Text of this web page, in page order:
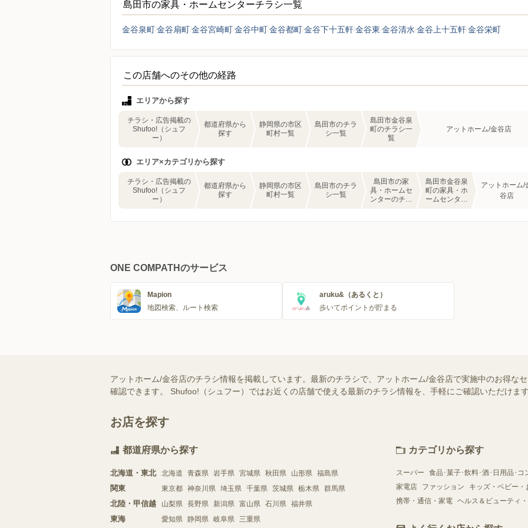
島田市の家具・ホームセンターチラシ一覧
金谷泉町金谷扇町金谷宮崎町金谷中町金谷都町金谷下十五軒金谷東 金谷清水 金谷上十五軒金谷栄町
この店舗へのその他の経路
エリアから探す
チラシ・広告掲載の
Shufoo!（シュフ
ー）
都道府県から
探す
静岡県の市区
町村一覧
島田市のチラ
シ一覧
島田市金谷泉
町のチラシ一
覧
アットホーム/金谷店
エリア×カテゴリから探す
チラシ・広告掲載の
Shufoo!（シュフ
ー）
都道府県から
探す
静岡県の市区
町村一覧
島田市のチラ
シ一覧
島田市の家
具・ホームセ
ンターのチラ
島田市金谷泉
町の家具・ホ
ームセンター
アットホーム/
谷店
ONE COMPATHのサービス
Mapion
地図検索、ルート検索
aruku&（あるくと）
歩いてポイントが貯まる
アットホーム/金谷店のチラシ情報を掲載しています。最新のチラシで、アットホーム/金谷店で実施中のお得な
確認できます。 Shufoo!（シュフー）ではお近くの店舗で使える最新のチラシ情報を、手軽にご確認いただけま
お店を探す
都道府県から探す
北海道・東北 北海道 青森県 岩手県 宮城県 秋田県 山形県 福島県
関東 東京都 神奈川県 埼玉県 千葉県 茨城県 栃木県 群馬県
北陸・甲信越 山梨県 長野県 新潟県 富山県 石川県 福井県
東海 愛知県 静岡県 岐阜県 三重県
カテゴリから探す
スーパー
食品･菓子･飲料･酒･日用品･コ
家電店
ファッション
キッズ・ベビー・
携帯・通信・家電 ヘルス＆ビューティ